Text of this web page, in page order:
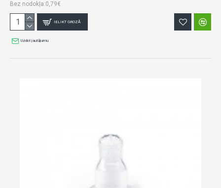
Bez nodokļa:0,79€
IELIKT GROZĀ
Uzdot jautājumu